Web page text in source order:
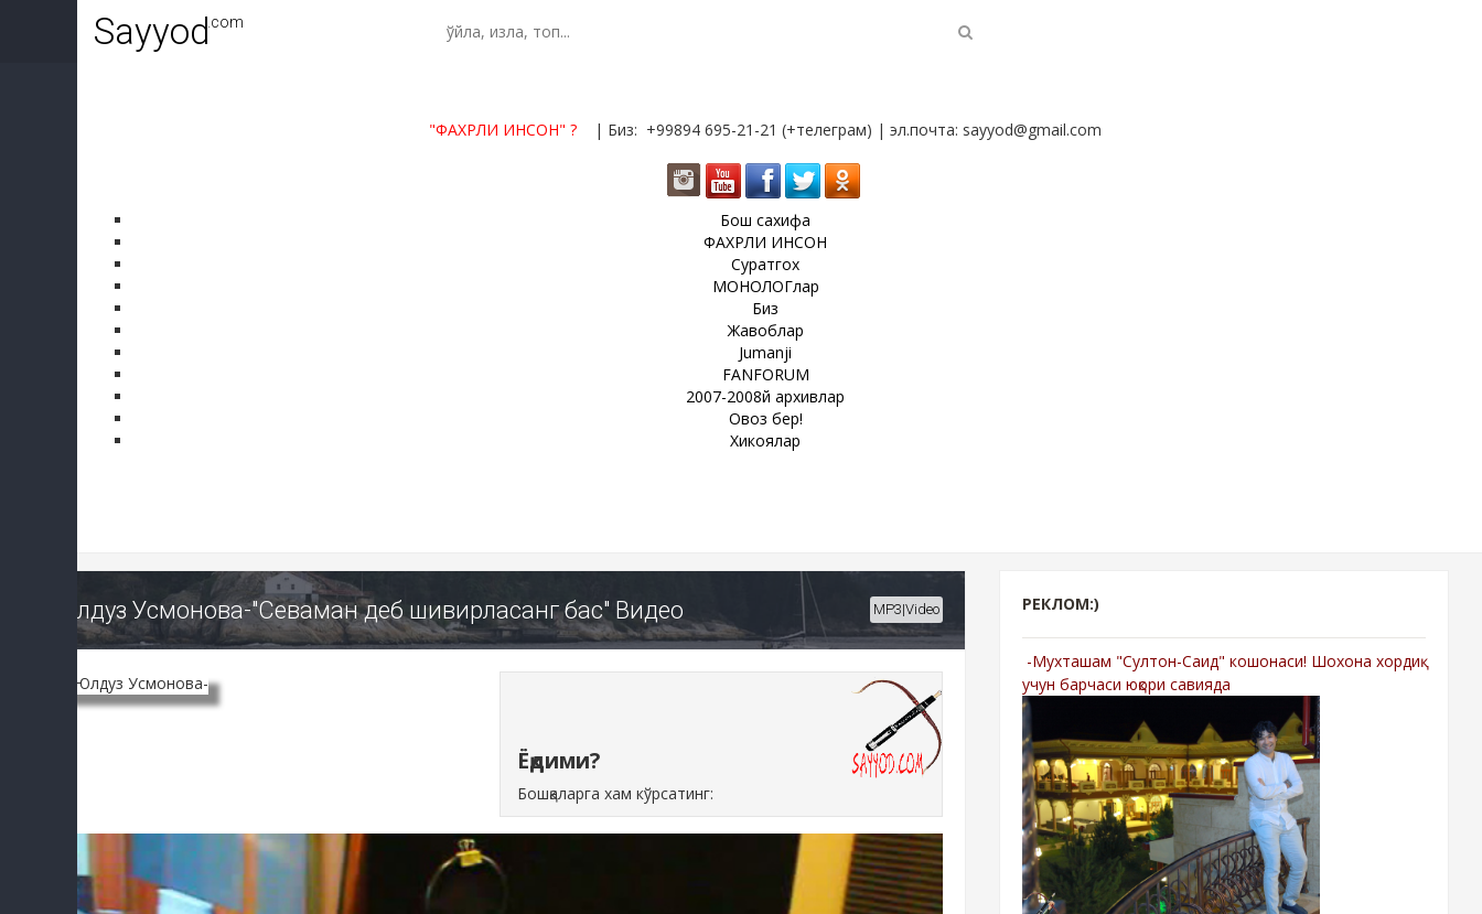
Sayyod.com
"ФАХРЛИ ИНСОН"? | Биз: +99894 695-21-21 (+телеграм) | эл.почта: sayyod@gmail.com
Бош сахифа
ФАХРЛИ ИНСОН
Суратгох
МОНОЛОГлар
Биз
Жавоблар
Jumanji
FANFORUM
2007-2008й архивлар
Овоз бер!
Хикоялар
Юлдуз Усмонова-"Севаман деб шивирласанг бас" Видео MP3|Video
Ёқдими?
Бошқаларга хам кўрсатинг:
РЕКЛОМ:)
-Мухташам "Султон-Саид" кошонаси! Шохона хордиқ
учун барчаси юқори савияда